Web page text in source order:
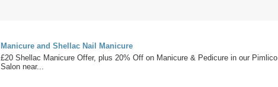
Manicure and Shellac Nail Manicure
£20 Shellac Manicure Offer, plus 20% Off on Manicure & Pedicure in our Pimlico
Salon near...